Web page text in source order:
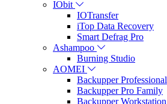
IObit
IOTransfer
iTop Data Recovery
Smart Defrag Pro
Ashampoo
Burning Studio
AOMEI
Backupper Professional
Backupper Pro Family
Backupper Workstation